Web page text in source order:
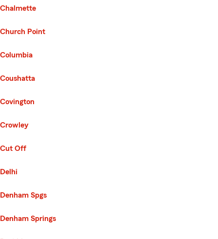
Chalmette
Church Point
Columbia
Coushatta
Covington
Crowley
Cut Off
Delhi
Denham Spgs
Denham Springs